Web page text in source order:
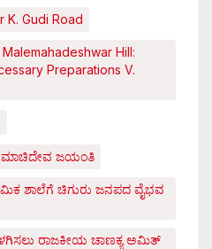
K. Gudi Road
Hill:
Preparations V.
ಮಾಚಿದೇವ ಜಯಂತಿ
ಶಾಲೆಗೆ ಚಿಗುರು ಜನಪದ ವೈಭವ
ರಾಜಕೀಯ ಚಾಣಕ್ಯ ಅಮಿತ್